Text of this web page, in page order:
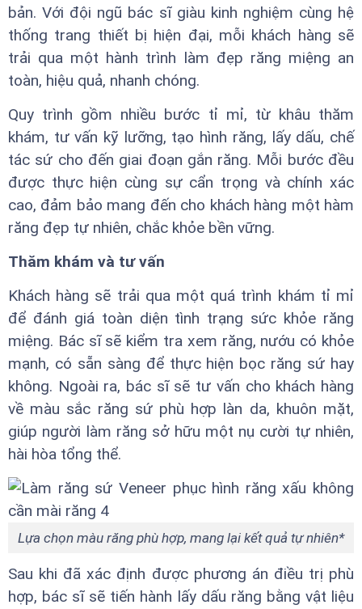
bản. Với đội ngũ bác sĩ giàu kinh nghiệm cùng hệ
thống trang thiết bị hiện đại, mỗi khách hàng sẽ
trải qua một hành trình làm đẹp răng miệng an
toàn, hiệu quả, nhanh chóng.
Quy trình gồm nhiều bước tỉ mỉ, từ khâu thăm
khám, tư vấn kỹ lưỡng, tạo hình răng, lấy dấu, chế
tác sứ cho đến giai đoạn gắn răng. Mỗi bước đều
được thực hiện cùng sự cẩn trọng và chính xác
cao, đảm bảo mang đến cho khách hàng một hàm
răng đẹp tự nhiên, chắc khỏe bền vững.
Thăm khám và tư vấn
Khách hàng sẽ trải qua một quá trình khám tỉ mỉ
để đánh giá toàn diện tình trạng sức khỏe răng
miệng. Bác sĩ sẽ kiểm tra xem răng, nướu có khỏe
mạnh, có sẵn sàng để thực hiện bọc răng sứ hay
không. Ngoài ra, bác sĩ sẽ tư vấn cho khách hàng
về màu sắc răng sứ phù hợp làn da, khuôn mặt,
giúp người làm răng sở hữu một nụ cười tự nhiên,
hài hòa tổng thể.
Lựa chọn màu răng phù hợp, mang lại kết quả tự nhiên*
Sau khi đã xác định được phương án điều trị phù
hợp, bác sĩ sẽ tiến hành lấy dấu răng bằng vật liệu